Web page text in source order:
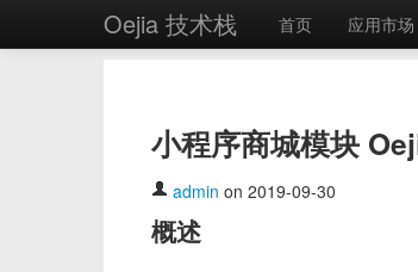
Oejia 技术栈 首页 应用市场
小程序商城模块
admin on 2019-09-30
概述